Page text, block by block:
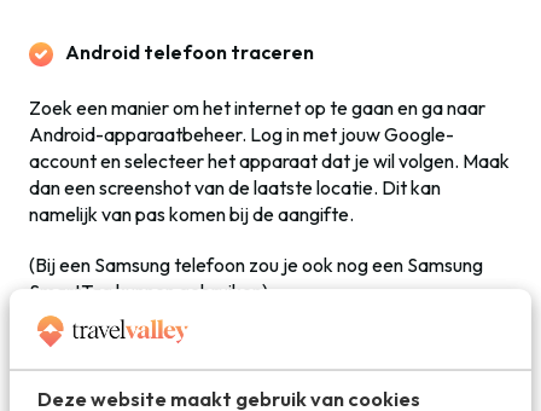
Deze website maakt gebruik van cookies
Android telefoon traceren
Zoek een manier om het internet op te gaan en ga naar
Android-apparaatbeheer. Log in met jouw Google-
account en selecteer het apparaat dat je wil volgen. Maak
dan een screenshot van de laatste locatie. Dit kan
namelijk van pas komen bij de aangifte.
(Bij een Samsung telefoon zou je ook nog een Samsung
SmartTag kunnen gebruiken)
Nu krijg je drie opties om uit te kiezen: